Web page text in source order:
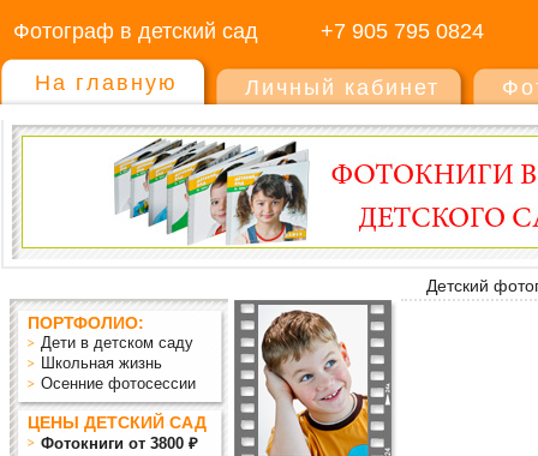
Фотограф в детский сад +7 905 795 0824
На главную Личный кабинет
Детский
ПОРТФОЛИО:
Дети в детском саду
Школьная жизнь
Осенние фотосессии
ЦЕНЫ ДЕТСКИЙ САД
Фотокниги от 3800 ₽